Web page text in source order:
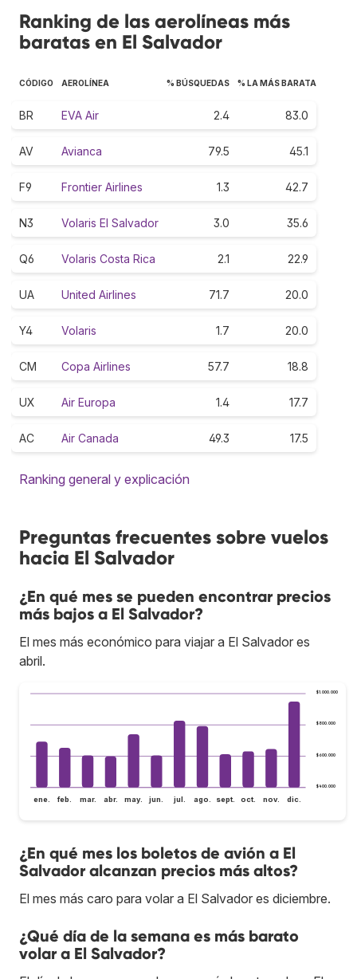
Ranking de las aerolíneas más
baratas en El Salvador
CÓDIGO AEROLÍNEA % BÚSQUEDAS % LA MÁS BARATA
BR EVA Air 2.4 83.0
AV Avianca 79.5 45.1
F9 Frontier Airlines 1.3 42.7
N3 Volaris El Salvador 3.0 35.6
Q6 Volaris Costa Rica 2.1 22.9
UA United Airlines 71.7 20.0
Y4 Volaris 1.7 20.0
CM Copa Airlines 57.7 18.8
UX Air Europa 1.4 17.7
AC Air Canada 49.3 17.5
Ranking general y explicación
Preguntas frecuentes sobre vuelos
hacia El Salvador
¿En qué mes se pueden encontrar precios
más bajos a El Salvador?
El mes más económico para viajar a El Salvador es
abril.
$400.000
$600.000
$800.000
$1.000.000
ene. feb. mar. abr. may. jun. jul. ago. sept. oct. nov. dic.
¿En qué mes los boletos de avión a El
Salvador alcanzan precios más altos?
El mes más caro para volar a El Salvador es diciembre.
¿Qué día de la semana es más barato
volar a El Salvador?